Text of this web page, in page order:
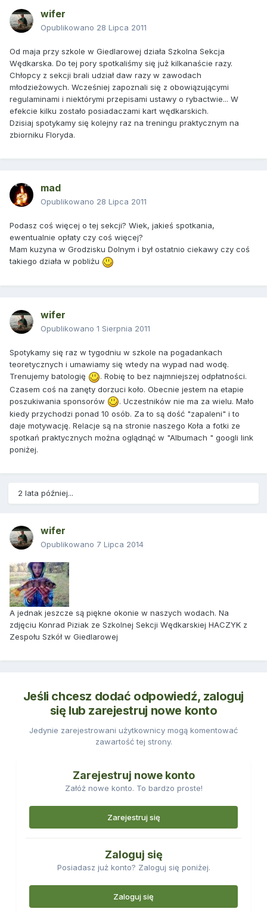
wifer
Opublikowano 28 Lipca 2011
Od maja przy szkole w Giedlarowej działa Szkolna Sekcja
Wędkarska. Do tej pory spotkaliśmy się już kilkanaście razy.
Chłopcy z sekcji brali udział daw razy w zawodach
młodzieżowych. Wcześniej zapoznali się z obowiązującymi
regulaminami i niektórymi przepisami ustawy o rybactwie... W
efekcie kilku zostało posiadaczami kart wędkarskich.
Dzisiaj spotykamy się kolejny raz na treningu praktycznym na
zbiorniku Floryda.
mad
Opublikowano 28 Lipca 2011
Podasz coś więcej o tej sekcji? Wiek, jakieś spotkania,
ewentualnie opłaty czy coś więcej?
Mam kuzyna w Grodzisku Dolnym i był ostatnio ciekawy czy coś
takiego działa w pobliżu
wifer
Opublikowano 1 Sierpnia 2011
Spotykamy się raz w tygodniu w szkole na pogadankach
teoretycznych i umawiamy się wtedy na wypad nad wodę.
Trenujemy batologię
. Robię to bez najmniejszej odpłatności.
Czasem coś na zanęty dorzuci koło. Obecnie jestem na etapie
poszukiwania sponsorów
. Uczestników nie ma za wielu. Mało
kiedy przychodzi ponad 10 osób. Za to są dość "zapaleni" i to
daje motywację. Relacje są na stronie naszego Koła a fotki ze
spotkań praktycznych można oglądnąć w "Albumach " googli link
poniżej.
2 lata później...
wifer
Opublikowano 7 Lipca 2014
A jednak jeszcze są piękne okonie w naszych wodach. Na
zdjęciu Konrad Piziak ze Szkolnej Sekcji Wędkarskiej HACZYK z
Zespołu Szkół w Giedlarowej
Jeśli chcesz dodać odpowiedź, zaloguj
się lub zarejestruj nowe konto
Jedynie zarejestrowani użytkownicy mogą komentować
zawartość tej strony.
Zarejestruj nowe konto
Załóż nowe konto. To bardzo proste!
Zarejestruj się
Zaloguj się
Posiadasz już konto? Zaloguj się poniżej.
Zaloguj się